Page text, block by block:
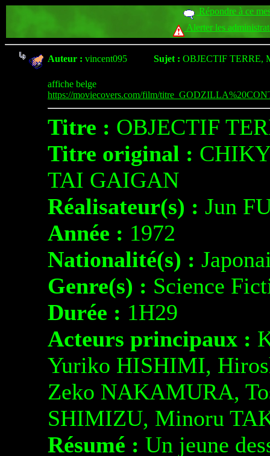
Répondre à ce
Alerter les
Auteur : vincent095 Sujet : OBJECTIF TERRE,
affiche belge
https://moviecovers.com/film/
Titre : OBJECTIF
Titre original :
TAI GAIGAN
Réalisateur(s) : Jun
Année : 1972
Nationalité(s) :
Genre(s) : Science
Durée : 1H29
Acteurs principaux :
Yuriko HISHIMI,
Zeko NAKAMURA,
SHIMIZU, Minoru
Résumé : Un jeune